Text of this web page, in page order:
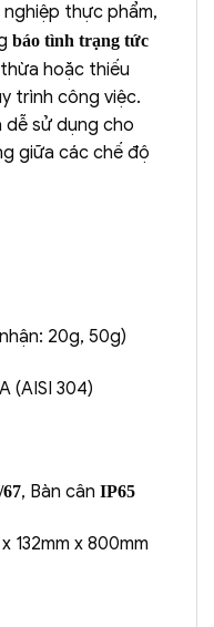
thực phẩm,
báo tình trạng tức
hoặc thiếu
trình công việc.
dễ sử dụng cho
giữa các chế độ
20g, 50g)
(AISI 304)
, Bàn cân IP65
132mm x 800mm